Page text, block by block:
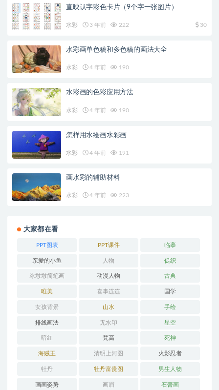
直映认字彩色卡片（9个字一张图片）
水彩 3 年前 222 30
水彩画单色稿和多色稿的画法大全
水彩 4 年前 190
水彩画的色彩应用方法
水彩 4 年前 190
怎样用水绘画水彩画
水彩 4 年前 191
画水彩的辅助材料
水彩 4 年前 223
大家都在看
PPT图表 PPT课件 临摹
亲爱的小鱼 人物 促织
冰墩墩简笔画 动漫人物 古典
唯美 喜事连连 国学
女孩背景 山水 手绘
排线画法 无水印 星空
暗红 梵高 死神
海贼王 清明上河图 火影忍者
牡丹 牡丹富贵图 男生人物
画画姿势 画眉 石膏画